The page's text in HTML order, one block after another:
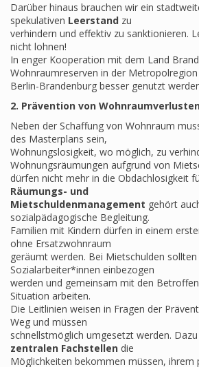
Darüber hinaus brauchen wir ein
spekulativen Leerstand zu
verhindern und effektiv zu sanktionieren.
nicht lohnen!
In enger Kooperation mit dem Land
Wohnraumreserven in der Metropolregion
Berlin-Brandenburg besser genutzt
2. Prävention von
Neben der Schaffung von Wohnraum
des Masterplans sein,
Wohnungslosigkeit, wo möglich, zu
Wohnungsräumungen aufgrund von
dürfen nicht mehr in die Obdachlosigkeit
Räumungs- und
Mietschuldenmanagement gehört
sozialpädagogische Begleitung.
Familien mit Kindern dürfen in einem
ohne Ersatzwohnraum
geräumt werden. Bei Mietschulden
Sozialarbeiter*innen einbezogen
werden und gemeinsam mit den
Situation arbeiten.
Die Leitlinien weisen in Fragen der
Weg und müssen
schnellstmöglich umgesetzt werden.
zentralen Fachstellen die
Möglichkeiten bekommen müssen, ihrem